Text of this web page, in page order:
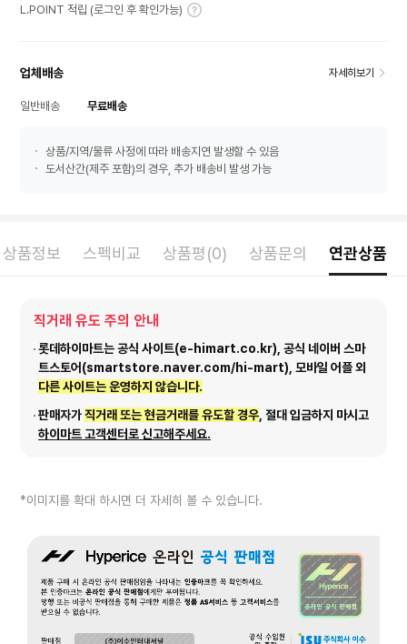
L.POINT 적립 (로그인 후 확인가능)
업체배송 자세히보기
일반배송 무료배송
상품/지역/물류 사정에 따라 배송지연 발생할 수 있음
도서산간(제주 포함)의 경우, 추가 배송비 발생 가능
상품정보 스펙비교 상품평(0) 상품문의 연관상품
직거래 유도 주의 안내
롯데하이마트는 공식 사이트(e-himart.co.kr), 공식 네이버 스마
트스토어(smartstore.naver.com/hi-mart), 모바일 어플 외
다른 사이트는 운영하지 않습니다.
판매자가직거래 또는 현금거래를 유도할 경우 , 절대 입금하지 마시고
하이마트 고객센터로 신고해주세요.
*이미지를 확대 하시면 더 자세히 볼 수 있습니다.